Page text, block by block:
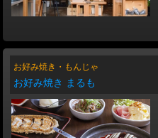
お好み焼き・もんじゃ
お好み焼き まるも